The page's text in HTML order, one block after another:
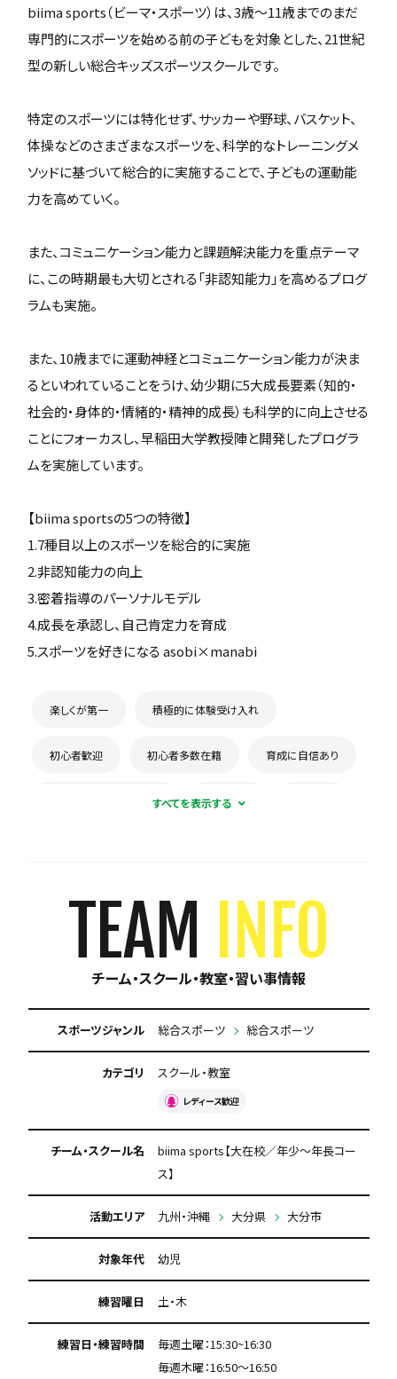
biima sports（ビーマ・スポーツ）は、3歳〜11歳までのまだ
専門的にスポーツを始める前の子どもを対象とした、21世紀
型の新しい総合キッズスポーツスクールです。
特定のスポーツには特化せず、サッカーや野球、バスケット、
体操などのさまざまなスポーツを、科学的なトレーニングメ
ソッドに基づいて総合的に実施することで、子どもの運動能
力を高めていく。
また、コミュニケーション能力と課題解決能力を重点テーマ
に、この時期最も大切とされる「非認知能力」を高めるプログ
ラムも実施。
また、10歳までに運動神経とコミュニケーション能力が決ま
るといわれていることをうけ、幼少期に5大成長要素（知的・
社会的・身体的・情緒的・精神的成長）も科学的に向上させる
ことにフォーカスし、早稲田大学教授陣と開発したプログラ
ムを実施しています。
【biima sportsの5つの特徴】
1.7種目以上のスポーツを総合的に実施
2.非認知能力の向上
3.密着指導のパーソナルモデル
4.成長を承認し、自己肯定力を育成
5.スポーツを好きになる asobi×manabi
楽しくが第一 積極的に体験受け入れ
初心者歓迎 初心者多数在籍 育成に自信あり
コーチとの距離感が近い 少数精鋭
初回購入品あり 保護者の当番なし
TEAM INFO
チーム・スクール・教室・習い事情報
スポーツジャンル 総合スポーツ 総合スポーツ
カテゴリ スクール・教室
レディース歓迎
チーム・スクール名
biima sports【大在校／年少～年長コー
ス】
活動エリア 九州・沖縄 大分県 大分市
対象年代 幼児
練習曜日 土・木
練習日・練習時間
毎週土曜：15:30~16:30
毎週木曜：16:50～16:50